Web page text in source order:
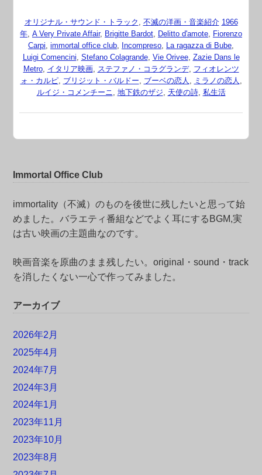
オリジナル・サウンド・トラック , 不滅の洋画・音楽紹介 1966
年, A Very Private Affair, Brigitte Bardot, Delitto d'amote, Fiorenzo
Carpi, immortal office club, Incompreso, La ragazza di Bube,
Luigi Comencini, Stefano Colagrande, Vie Orivee, Zazie Dans le
Metro, イタリア映画, ステファノ・コラグランデ, フィオレンツ
ォ・カルピ, ブリジット・バルドー, ブーベの恋人 , ミラノの恋人 ,
ルイジ・コメンチーニ, 地下鉄のザジ, 天使の詩, 私生活
Immortal Office Club
immortality（不滅）のものを後世に残したいと思って始
めました。バラエティ番組などでよく耳にするBGM,実
は古い映画の主題曲なのです。
映画音楽を原曲のまま残したい。original・sound・track
を消したくない一心で作ってみました。
アーカイブ
2026年2月
2025年4月
2024年7月
2024年3月
2024年1月
2023年11月
2023年10月
2023年8月